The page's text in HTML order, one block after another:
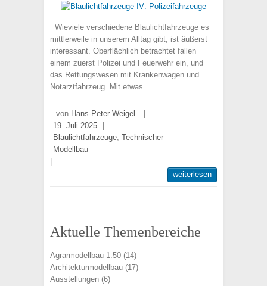
Wieviele verschiedene Blaulichtfahrzeuge es
mittlerweile in unserem Alltag gibt, ist äußerst
interessant. Oberflächlich betrachtet fallen
einem zuerst Polizei und Feuerwehr ein, und
das Rettungswesen mit Krankenwagen und
Notarztfahrzeug. Mit etwas…
von Hans-Peter Weigel
19. Juli 2025
Blaulichtfahrzeuge, Technischer
Modellbau
weiterlesen
Aktuelle Themenbereiche
Agrarmodellbau 1:50 (14)
Architekturmodellbau (17)
Ausstellungen (6)